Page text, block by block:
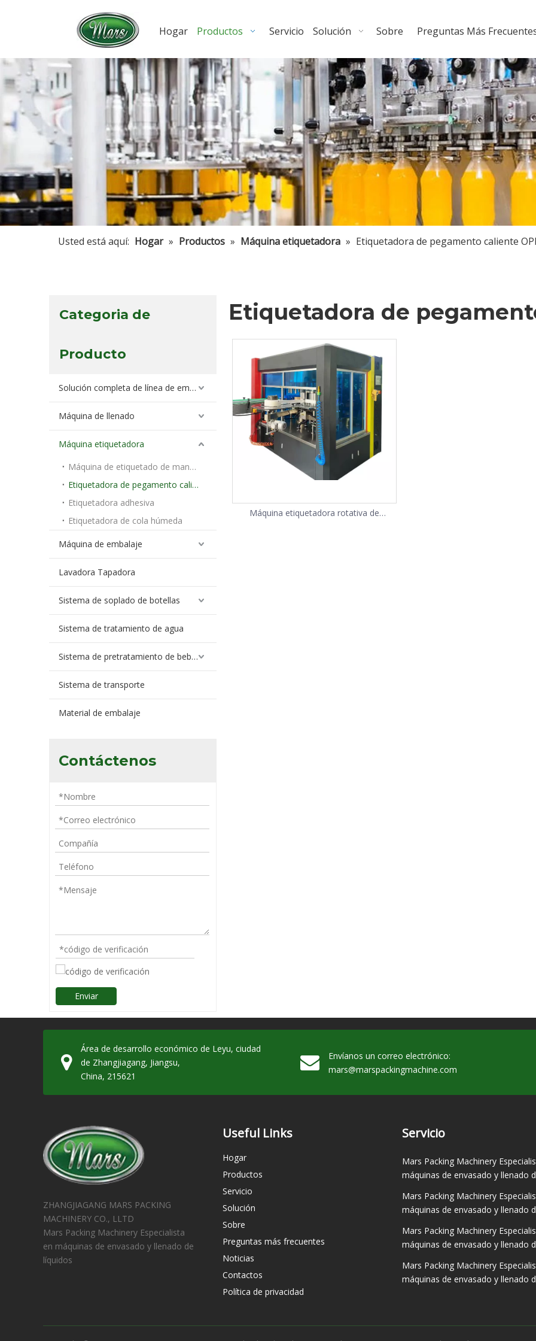
Hogar Productos Servicio Solución Sobre Preguntas Más
Usted está aquí: Hogar » Productos » Máquina etiquetadora » Etiquetadora de pegamento caliente
Categoria de
Producto
Solución completa de línea de embotellado
Máquina de llenado
Máquina etiquetadora
Máquina de etiquetado de manga
Etiquetadora de pegamento caliente OPP
Etiquetadora adhesiva
Etiquetadora de cola húmeda
Máquina de embalaje
Lavadora Tapadora
Sistema de soplado de botellas
Sistema de tratamiento de agua
Sistema de pretratamiento de bebidas
Sistema de transporte
Material de embalaje
Contáctenos
Enviar
Etiquetadora de
Máquina etiquetadora rotativa de
Área de desarrollo económico de Leyu, ciudad
de Zhangjiagang, Jiangsu,
China, 215621
Envíanos un correo electrónico:
mars@marspackingmachine.com​​​​​​​
ZHANGJIAGANG MARS PACKING
MACHINERY CO., LLTD
Mars Packing Machinery Especialista
en máquinas de envasado y llenado de
líquidos
Useful Links
Hogar
Productos
Servicio
Solución
Sobre
Preguntas más frecuentes
Noticias
Contactos
Política de privacidad
Servicio
Mars Packing Machinery
máquinas de envasado y llenado
Mars Packing Machinery
máquinas de envasado y llenado
Mars Packing Machinery
máquinas de envasado y llenado
Mars Packing Machinery
máquinas de envasado y llenado